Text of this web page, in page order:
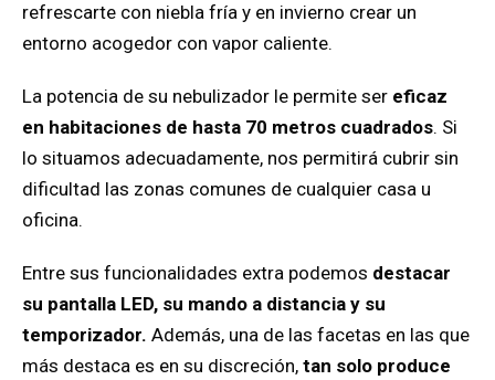
refrescarte con niebla fría y en invierno crear un
entorno acogedor con vapor caliente.
La potencia de su nebulizador le permite ser eficaz
en habitaciones de hasta 70 metros cuadrados. Si
lo situamos adecuadamente, nos permitirá cubrir sin
dificultad las zonas comunes de cualquier casa u
oficina.
Entre sus funcionalidades extra podemos destacar
su pantalla LED, su mando a distancia y su
temporizador. Además, una de las facetas en las que
más destaca es en su discreción, tan solo produce